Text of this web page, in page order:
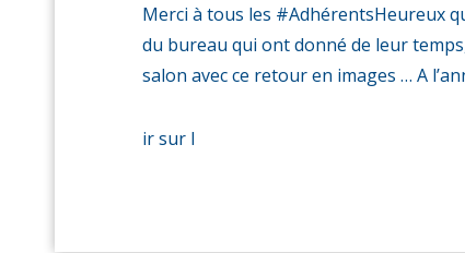
Merci à tous les #AdhérentsHeureux
du bureau qui ont donné de leur
salon avec ce retour en images … A
ir sur l